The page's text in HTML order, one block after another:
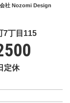
社 Nozomi Design
7丁目115
定休